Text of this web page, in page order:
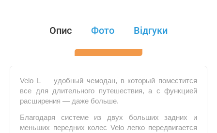
Опис Фото Відгуки
Velo L — удобный чемодан, в который поместится
все для длительного путешествия, а с функцией
расширения — даже больше.
Благодаря системе из двух больших задних и
меньших передних колес Velo легко передвигается